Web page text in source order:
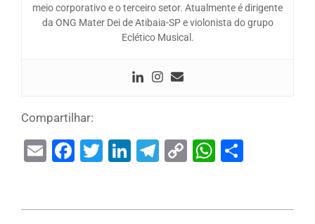
meio corporativo e o terceiro setor. Atualmente é dirigente
da ONG Mater Dei de Atibaia-SP e violonista do grupo
Eclético Musical.
Compartilhar:
EmailFacebook
Twitter
LinkedIn
Telegram
Copy